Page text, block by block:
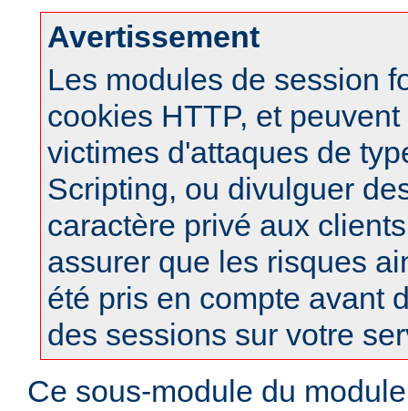
Avertissement
Les modules de session
cookies HTTP, et
victimes d'attaques de
Scripting, ou divulguer
caractère privé aux
assurer que les risques
été pris en compte avant
des sessions sur votre
Ce sous-module du